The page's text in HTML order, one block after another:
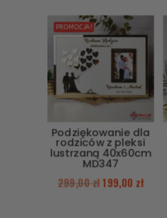
PROMOCJA!
Podziękowanie dla
rodziców z pleksi
lustrzaną 40x60cm
MD347
299,00 zł199,00 zł